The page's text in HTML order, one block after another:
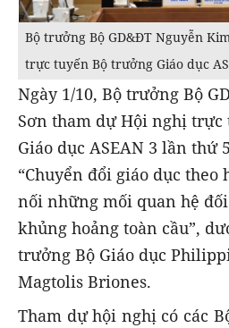
Bộ trưởng Bộ GD&ĐT Nguyễn
trực tuyến Bộ trưởng Giáo dục
Ngày 1/10, Bộ trưởng Bộ
Sơn tham dự Hội nghị
Giáo dục ASEAN 3 lần thứ
“Chuyển đổi giáo dục theo
nối những mối quan hệ
khủng hoảng toàn cầu”,
trưởng Bộ Giáo dục
Magtolis Briones.
Tham dự hội nghị có các